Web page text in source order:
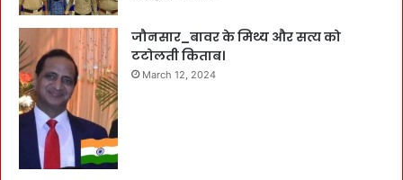
जौनसार_बावर के मिथ्य और सत्य को
टटोलती किताब।
March 12, 2024